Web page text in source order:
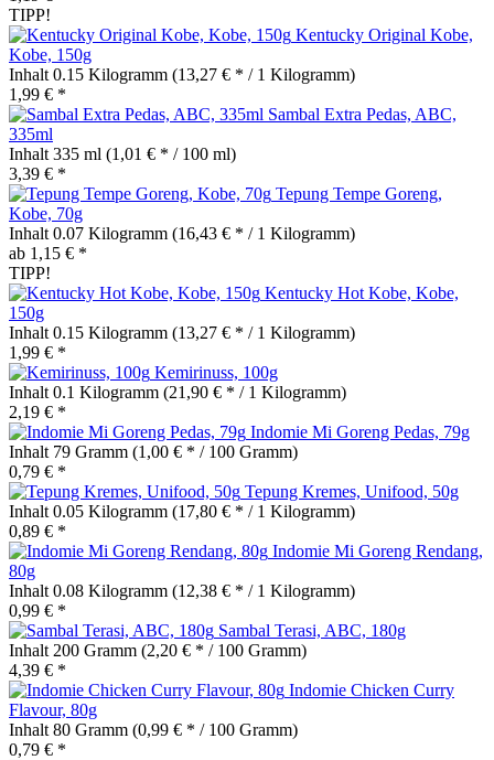
TIPP!
Kentucky Original Kobe,
Kobe, 150g
Inhalt 0.15 Kilogramm (13,27 € * / 1 Kilogramm)
1,99 € *
Sambal Extra Pedas, ABC,
335ml
Inhalt 335 ml (1,01 € * / 100 ml)
3,39 € *
Tepung Tempe Goreng,
Kobe, 70g
Inhalt 0.07 Kilogramm (16,43 € * / 1 Kilogramm)
ab 1,15 € *
TIPP!
Kentucky Hot Kobe, Kobe,
150g
Inhalt 0.15 Kilogramm (13,27 € * / 1 Kilogramm)
1,99 € *
Kemirinuss, 100g
Inhalt 0.1 Kilogramm (21,90 € * / 1 Kilogramm)
2,19 € *
Indomie Mi Goreng Pedas, 79g
Inhalt 79 Gramm (1,00 € * / 100 Gramm)
0,79 € *
Tepung Kremes, Unifood, 50g
Inhalt 0.05 Kilogramm (17,80 € * / 1 Kilogramm)
0,89 € *
Indomie Mi Goreng Rendang,
80g
Inhalt 0.08 Kilogramm (12,38 € * / 1 Kilogramm)
0,99 € *
Sambal Terasi, ABC, 180g
Inhalt 200 Gramm (2,20 € * / 100 Gramm)
4,39 € *
Indomie Chicken Curry
Flavour, 80g
Inhalt 80 Gramm (0,99 € * / 100 Gramm)
0,79 € *